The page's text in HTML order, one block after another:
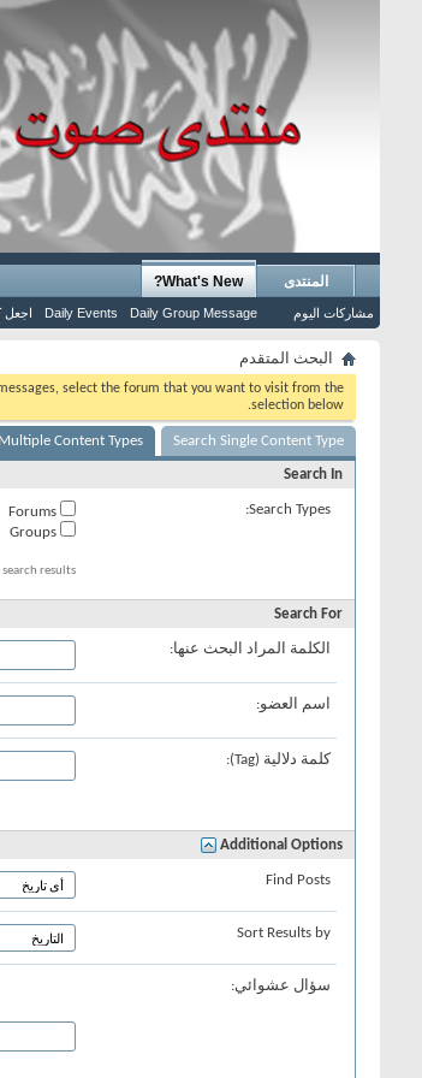
المنتدى What's New?
مشاركات اليوم Daily Group Message
Daily Events اجعل
البحث المتقدم
select the forum that you want to visit from the
selection below.
Search Single Content Type
Content Types
Search In
Search Types:
results.
Search For
الكلمة المراد البحث عنها:
اسم العضو:
كلمة دلالية (Tag):
Additional Options
Find Posts
Sort Results by
سؤال عشوائي: